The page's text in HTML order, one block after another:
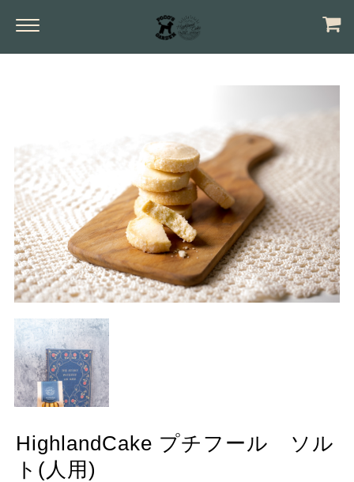
HighlandCake プチフール ソル
ト(人用)